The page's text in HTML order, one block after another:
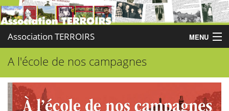
Association TERROIRS MENU
Accueil
Activités
Publications
A l'école de nos campagnes